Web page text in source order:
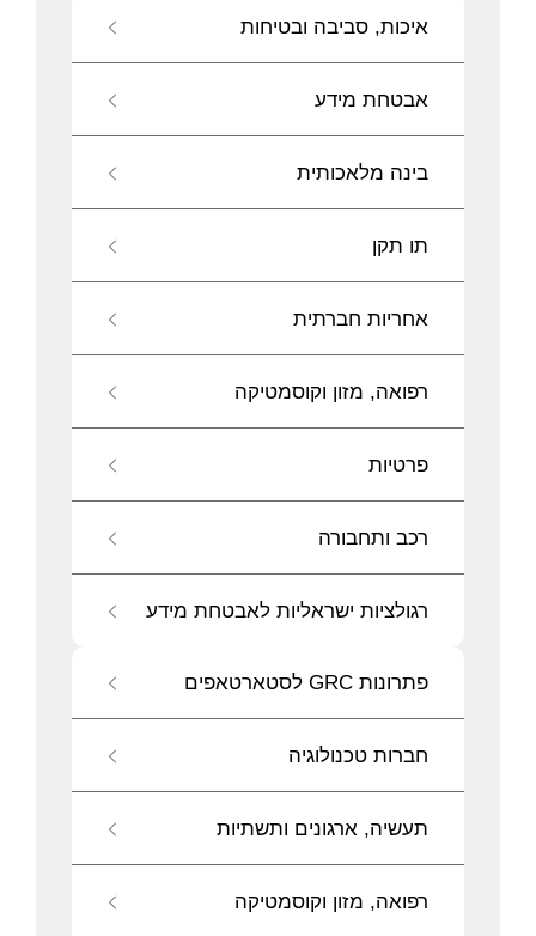
איכות, סביבה ובטיחות
אבטחת מידע
בינה מלאכותית
תו תקן
אחריות חברתית
רפואה, מזון וקוסמטיקה
פרטיות
רכב ותחבורה
רגולציות ישראליות לאבטחת מידע
פתרונות GRC לסטארטאפים
חברות טכנולוגיה
תעשיה, ארגונים ותשתיות
רפואה, מזון וקוסמטיקה